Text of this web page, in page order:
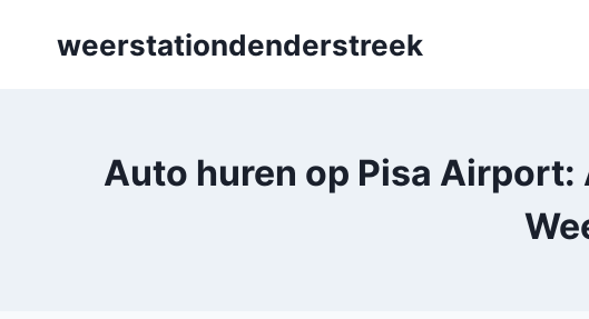
weerstationdenderstreek
Auto huren op Pisa